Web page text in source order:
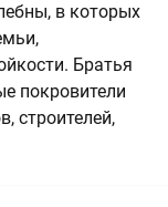
в которых
Братья
покровители
строителей,